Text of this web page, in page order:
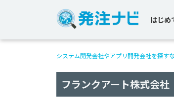
はじめ
システム開発会社やアプリ開発会社を探す
フランクアート株式会社